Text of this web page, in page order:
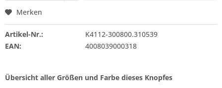
Merken
Artikel-Nr.:
K4112-300800.310539
EAN:
4008039000318
Übersicht aller Größen und Farbe dieses Knopfes